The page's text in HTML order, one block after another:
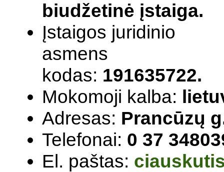
biudžetinė įstaiga.
Įstaigos juridinio
asmens
kodas: 191635722.
Mokomoji kalba:
Adresas: Prancūzų
Telefonai: 0 37
El. paštas: